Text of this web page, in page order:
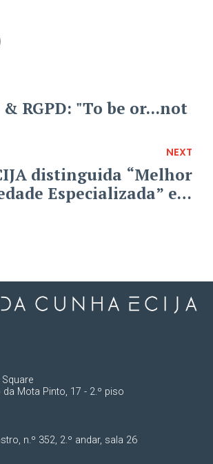
RGPD: "To be or...not
NEXT
distinguida “Melhor
Especializada” em
da Mota Pinto, 17 - 2.º piso
n.º 352, 2.º andar, sala 26